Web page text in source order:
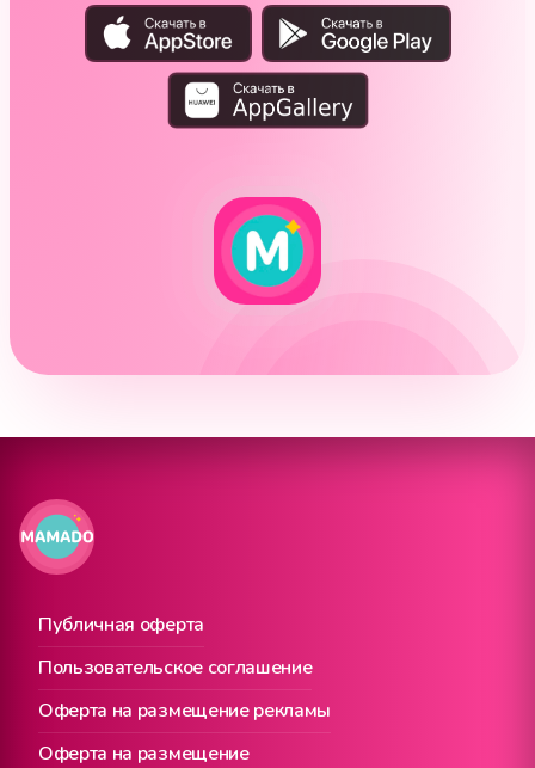
Публичная оферта
Пользовательское соглашение
Оферта на размещение рекламы
Оферта на размещение